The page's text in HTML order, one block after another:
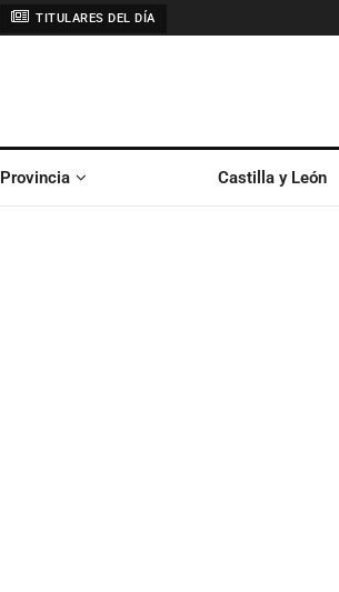
TITULARES DEL DÍA
Provincia Castilla y León